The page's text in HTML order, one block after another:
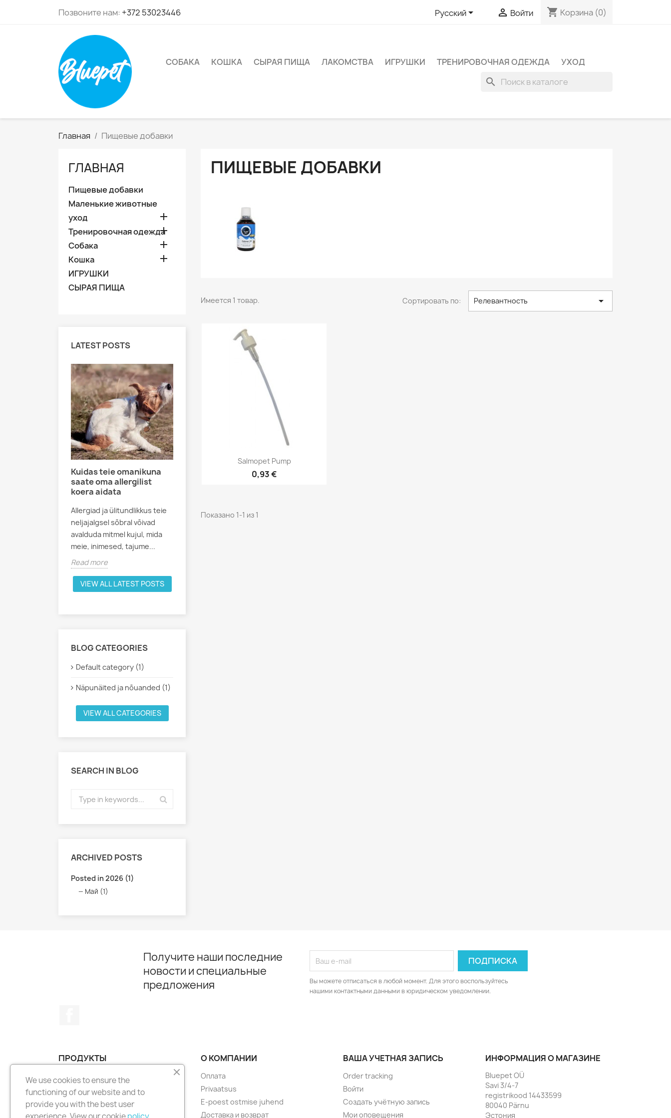
Позвоните нам: +372 53023446 Русский  Войти shopping_cart Корзина (0)
СОБАКА KОШКА СЫРАЯ ПИЩА ЛАКОМСТВА ИГРУШКИ ТРЕНИРОВОЧНАЯ ОДЕЖДА УХОД
search
Главная Пищевые добавки
ГЛАВНАЯ
Пищевые добавки
Маленькие животные
уход

Тренировочная одежда

Собака 
Kошка 
ИГРУШКИ
СЫРАЯ ПИЩА
LATEST POSTS
Kuidas teie omanikuna
saate oma allergilist
koera aidata
Allergiad ja ülitundlikkus teie
neljajalgsel sõbral võivad
avalduda mitmel kujul, mida
meie, inimesed, tajume...
Read more
VIEW ALL LATEST POSTS
BLOG CATEGORIES
Default category (1)
Näpunäited ja nõuanded (1)
VIEW ALL CATEGORIES
SEARCH IN BLOG
ARCHIVED POSTS
Posted in 2026 (1)
Май (1)
ПИЩЕВЫЕ ДОБАВКИ
Имеется 1 товар. Сортировать по: Релевантность 
Быстрый просмотр
Salmopet Pump
0,93 €
Показано 1-1 из 1
Получите наши последние
новости и специальные
предложения
Вы можете отписаться в любой момент. Для этого воспользуйтесь
нашими контактными данными в юридическом уведомлении.
ПРОДУКТЫ
Снижение цен
Новые товары
Лидеры продаж
О КОМПАНИИ
Оплата
Privaatsus
E-poest ostmise juhend
Доставка и возврат
ВАША УЧЕТНАЯ ЗАПИСЬ
Order tracking
Войти
Создать учётную запись
Мои оповещения
ИНФОРМАЦИЯ О МАГАЗИНЕ
Bluepet OÜ
Savi 3/4-7
registrikood 14433599
80040 Pärnu
Эстония
We use cookies to ensure the
functioning of our website and to
provide you with the best user